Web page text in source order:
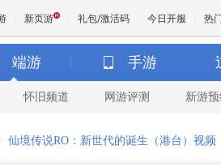
新页游 礼包/激活码 今日开服 热
端游 手游
怀旧频道 网游评测 新游预
仙境传说RO：新世代的诞生（港台）视频